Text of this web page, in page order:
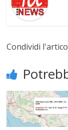
Condividi